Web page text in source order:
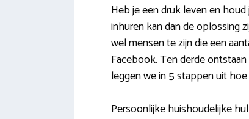
Heb je een druk leven en
inhuren kan dan de oplossing
wel mensen te zijn die een
Facebook. Ten derde
leggen we in 5 stappen uit
Persoonlijke huishoudelijke